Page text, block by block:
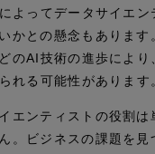
よってデータサイエン
かとの懸念もあります
のAI技術の進歩により
れる可能性があります
エンティストの役割
。ビジネスの課題を見